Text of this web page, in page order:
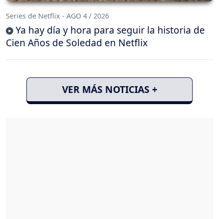
Series de Netflix - AGO 4 / 2026
Ya hay día y hora para seguir la historia de
Cien Años de Soledad en Netflix
VER MÁS NOTICIAS +